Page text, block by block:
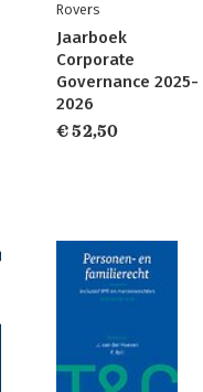
Rovers
Jaarboek
Corporate
Governance 2025-
2026
€ 52,50